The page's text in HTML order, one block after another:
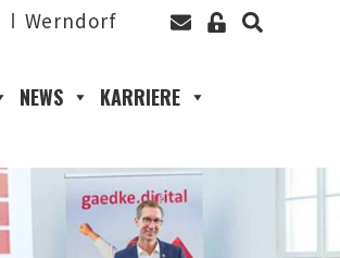
Werndorf
NEWS KARRIERE